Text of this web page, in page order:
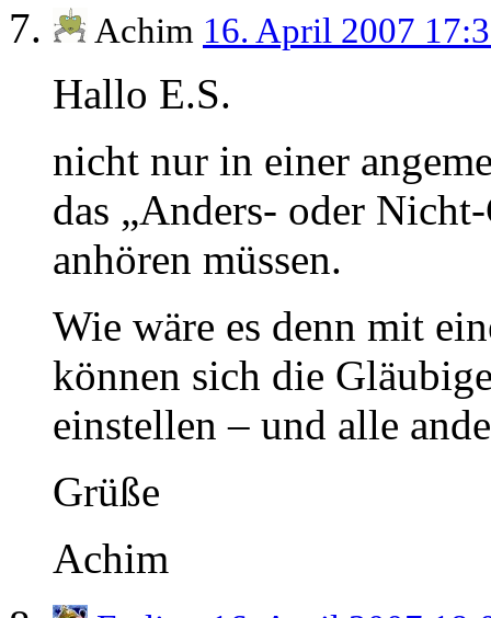
Achim 16. April 2007
Hallo E.S.
nicht nur in einer
das „Anders- oder
anhören müssen.
Wie wäre es denn mit
können sich die
einstellen – und alle
Grüße
Achim